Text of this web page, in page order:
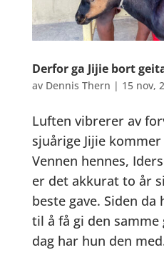
Derfor ga Jijie bort
av Dennis Thern | 15 nov,
Luften vibrerer av
sjuårige Jijie
Vennen hennes,
er det akkurat to år
beste gave. Siden
til å få gi den samme
dag har hun den